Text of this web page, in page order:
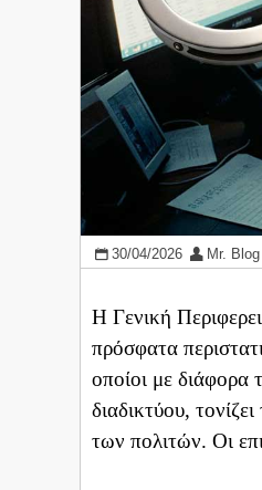
30/04/2026 Mr. Blog
Η Γενική
πρόσφατα
οποίοι με
διαδικτύου,
των πολιτών. Οι